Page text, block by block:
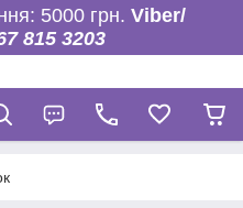
5000 грн. Viber/
815 3203